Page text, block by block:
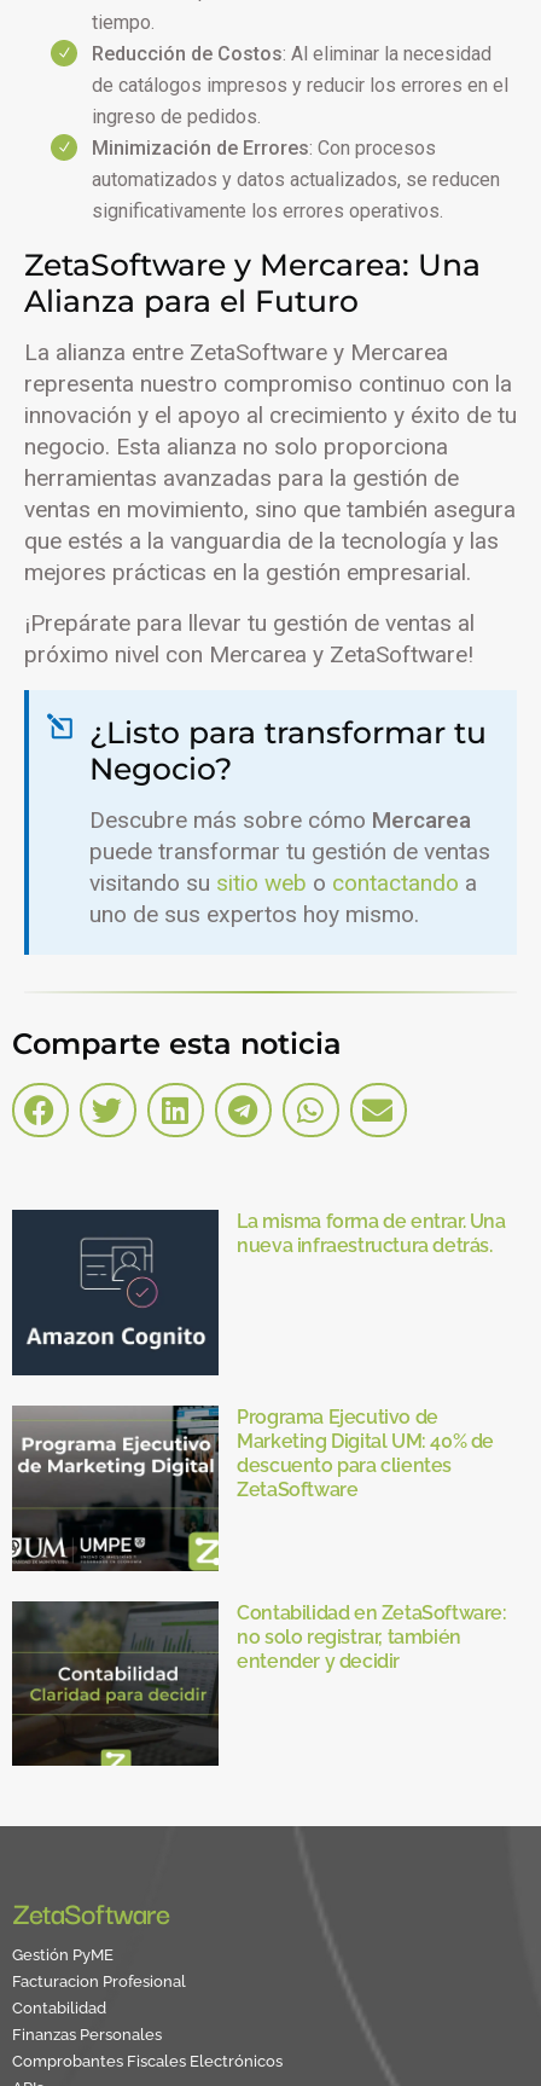
tiempo.
Reducción de Costos: Al eliminar la necesidad
de catálogos impresos y reducir los errores en el
ingreso de pedidos.
Minimización de Errores: Con procesos
automatizados y datos actualizados, se reducen
significativamente los errores operativos.
ZetaSoftware y Mercarea: Una
Alianza para el Futuro
La alianza entre ZetaSoftware y Mercarea
representa nuestro compromiso continuo con la
innovación y el apoyo al crecimiento y éxito de tu
negocio. Esta alianza no solo proporciona
herramientas avanzadas para la gestión de
ventas en movimiento, sino que también asegura
que estés a la vanguardia de la tecnología y las
mejores prácticas en la gestión empresarial.
¡Prepárate para llevar tu gestión de ventas al
próximo nivel con Mercarea y ZetaSoftware!
¿Listo para transformar tu
Negocio?
Descubre más sobre cómo Mercarea
puede transformar tu gestión de ventas
visitando su sitio web o contactando a
uno de sus expertos hoy mismo.
Comparte esta noticia
La misma forma de entrar. Una
nueva infraestructura detrás.
Programa Ejecutivo de
Marketing Digital UM: 40% de
descuento para clientes
ZetaSoftware
Contabilidad en ZetaSoftware:
no solo registrar, también
entender y decidir
ZetaSoftware
Gestión PyME
Facturacion Profesional
Contabilidad
Finanzas Personales
Comprobantes Fiscales Electrónicos